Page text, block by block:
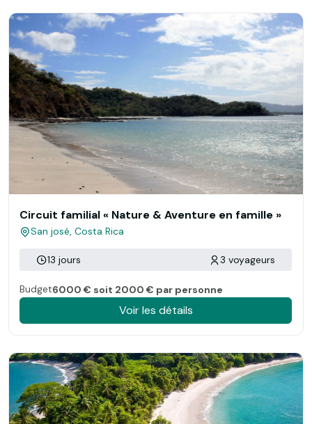
Circuit familial « Nature & Aventure en famille »
San josé, Costa Rica
13 jours 3 voyageurs
Budget6000 € soit 2000 € par personne
Voir les détails